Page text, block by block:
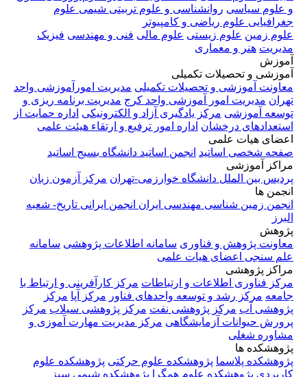
و علوم سیاسی روانشناسی و علوم تربیتی شیمی علوم
جغرافیایی علوم ریاضی و کامپیوتر
علوم زمین علوم زیستی علوم مالی فنی و مهندسی فیزیک
مدیریت هنر و معماری
آموزش
آموزشی و تحصیلات تکمیلی
معاونت آموزشی و تحصیلات تکمیلی مدیریت امورآموزشی واحد
تهران مدیریت امور آموزشی واحد کرج مدیریت برنامه ریزی و
توسعه آموزشی مرکز یادگیری آزاد و الکترونیکی اداره حمایت از
استعدادهای درخشان اداره امور ترفیع و ارتقاء هیئت علمی
اعضای هیات علمی
صفحه شخصی اساتید انجمن اساتید دانشگاه بسیج اساتید
مراکز آموزشی
پردیس بین الملل دانشگاه خوارزمی-تهران مرکز آزمون زبان
انجمن ها
انجمن زمین شناسی مهندسی ایران انجمن ایرانی تاریخ- شعبه
البرز
پژوهش
معاونت پژوهش و فناوری سامانه اطلاعات پژوهشی سامانه
علم سنجی اعضای هیات علمی
مراکز پژوهشی
مرکز فناوری اطلاعات و ارتباطات مرکز کارآفرینی و ارتباط با
جامعه مرکز رشد و توسعه واحدهای فناور مرکز آپا مرکز
پژوهشی آب مرکز پژوهشی نفت مرکز پژوهشی سیلاب مرکز
پرورش حیوانات آزمایشگاهی مرکز مدیریت مهارت آموزی و
مشاوره شغلی
پژوهشکده ها
پژوهشکده پلاسما پژوهشکده علوم حرکتی پژوهشکده علوم
کاربردی پژوهشکده علوم همگرا
پژوهشکده شیمی سبز